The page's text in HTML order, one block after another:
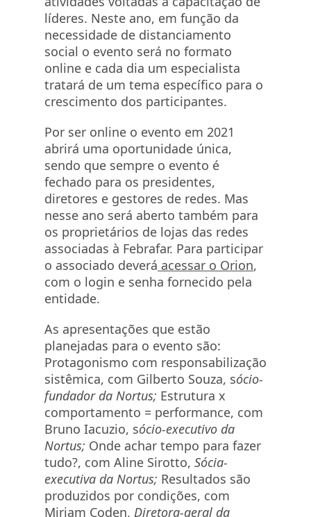
líderes. Neste ano, em função da
necessidade de distanciamento
social o evento será no formato
online e cada dia um especialista
tratará de um tema específico para o
crescimento dos participantes.
Por ser online o evento em 2021
abrirá uma oportunidade única,
sendo que sempre o evento é
fechado para os presidentes,
diretores e gestores de redes. Mas
nesse ano será aberto também para
os proprietários de lojas das redes
associadas à Febrafar. Para participar
o associado deverá acessar o Orion,
com o login e senha fornecido pela
entidade.
As apresentações que estão
planejadas para o evento são:
Protagonismo com responsabilização
sistêmica, com Gilberto Souza, sócio-
fundador da Nortus; Estrutura x
comportamento = performance, com
Bruno Iacuzio, sócio-executivo da
Nortus; Onde achar tempo para fazer
tudo?, com Aline Sirotto, Sócia-
executiva da Nortus; Resultados são
produzidos por condições, com
Miriam Coden, Diretora-geral da